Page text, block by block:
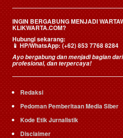
INGIN BERGABUNG MENJADI
KLIKWARTA.COM?
Hubungi sekarang:
📱HP/WhatsApp:(+62) 853 7768 8284
Ayo bergabung dan menjadi bagian
profesional, dan terpercaya!
Redaksi
Pedoman Pemberitaan Media Siber
Kode Etik Jurnalistik
Disclaimer